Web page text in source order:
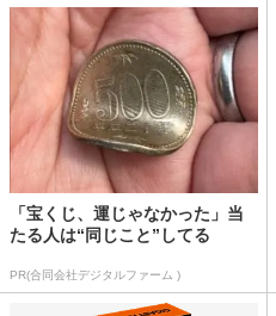
「宝くじ、運じゃなかった」当
たる人は“同じこと”してる
PR(合同会社デジタルファーム )